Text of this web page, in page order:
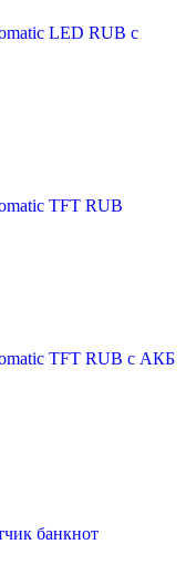
LED RUB с
TFT RUB
TFT RUB с АКБ
банкнот